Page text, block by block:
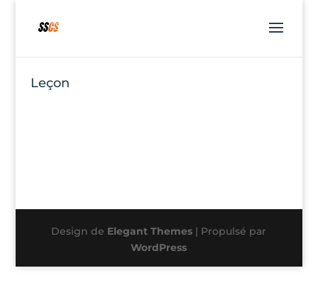
Leçon
Design de Elegant Themes | Propulsé par
WordPress